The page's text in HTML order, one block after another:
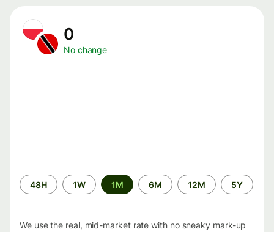
0
No change
Time
period
48H 1W 1M 6M 12M 5Y
We use the real, mid-market rate with no sneaky mark-up